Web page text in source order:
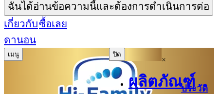
ฉันได้อ่านข้อความนี้และต้องการดำเนินการต่อ
เกี่ยวกับ
ดานอน
ซื้อเลย
เมนู ปิด
ผลิตภัณฑ์
×
ประวัติ